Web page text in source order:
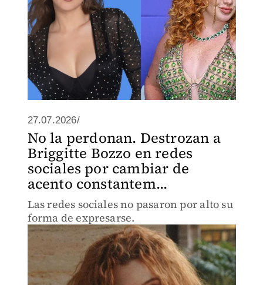
27.07.2026/
No la perdonan. Destrozan a
Briggitte Bozzo en redes
sociales por cambiar de
acento constantem...
Las redes sociales no pasaron por alto su
forma de expresarse.